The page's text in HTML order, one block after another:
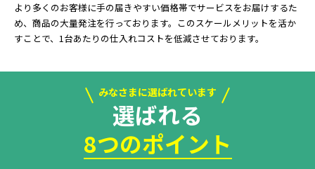
より多くのお客様に手の届きやすい価格帯でサービスをお届けするた
め、商品の大量発注を行っております。このスケールメリットを活か
すことで、1台あたりの仕入れコストを低減させております。
みなさまに選ばれています
選ばれる
8つのポイント